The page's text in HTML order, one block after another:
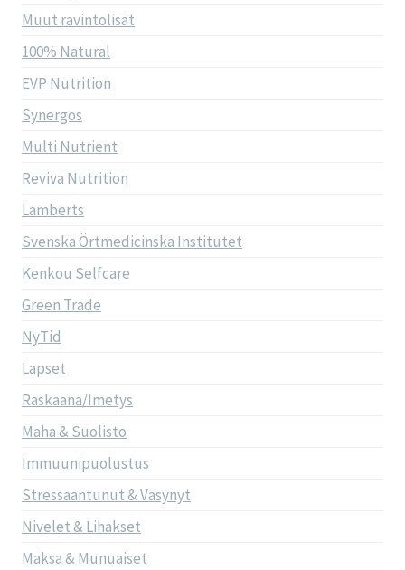
Muut ravintolisät
100% Natural
EVP Nutrition
Synergos
Multi Nutrient
Reviva Nutrition
Lamberts
Svenska Örtmedicinska Institutet
Kenkou Selfcare
Green Trade
NyTid
Lapset
Raskaana/Imetys
Maha & Suolisto
Immuunipuolustus
Stressaantunut & Väsynyt
Nivelet & Lihakset
Maksa & Munuaiset